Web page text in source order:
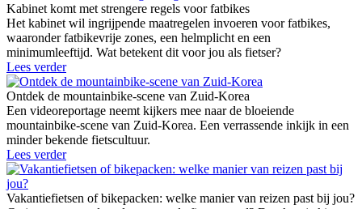
Kabinet komt met strengere regels voor fatbikes
Het kabinet wil ingrijpende maatregelen invoeren voor fatbikes,
waaronder fatbikevrije zones, een helmplicht en een
minimumleeftijd. Wat betekent dit voor jou als fietser?
Lees verder
Ontdek de mountainbike-scene van Zuid-Korea
Een videoreportage neemt kijkers mee naar de bloeiende
mountainbike-scene van Zuid-Korea. Een verrassende inkijk in een
minder bekende fietscultuur.
Lees verder
Vakantiefietsen of bikepacken: welke manier van reizen past bij jou?